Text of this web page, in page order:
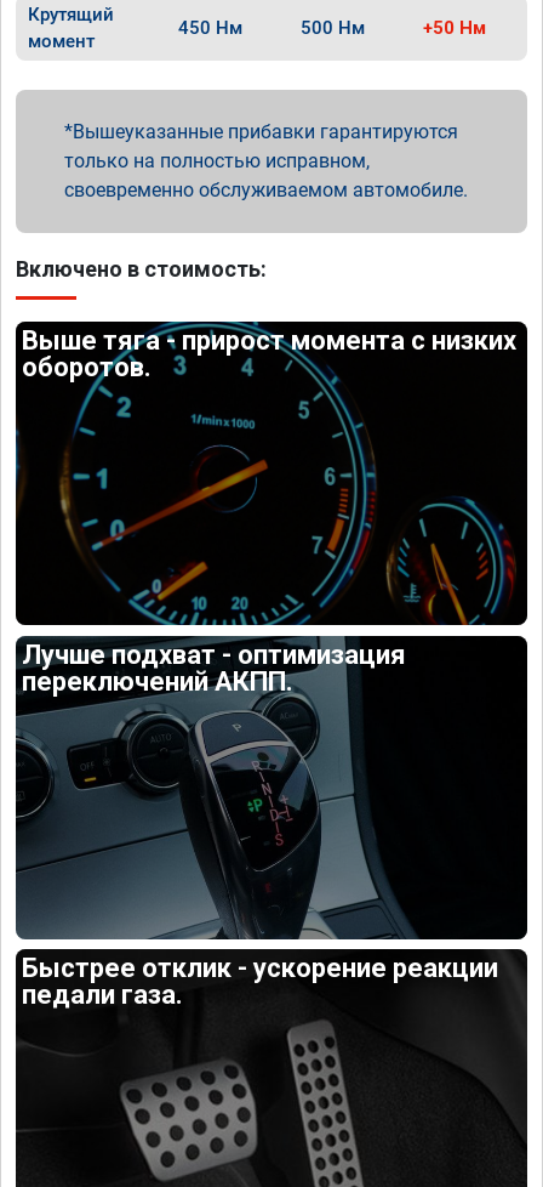
Крутящий
момент
450 Нм 500 Нм +50 Нм
Вышеуказанные прибавки гарантируются
только на полностью исправном,
своевременно обслуживаемом автомобиле.
Включено в стоимость:
Выше тяга - прирост момента с низких
оборотов.
Лучше подхват - оптимизация
переключений АКПП.
Быстрее отклик - ускорение реакции
педали газа.